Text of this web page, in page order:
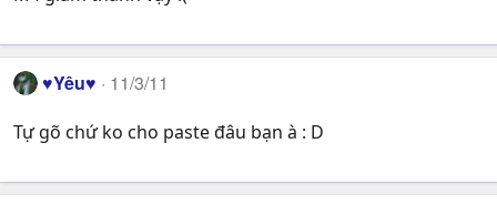
♥Yêu♥ 11/3/11
Tự gõ chứ ko cho paste đâu bạn à : D